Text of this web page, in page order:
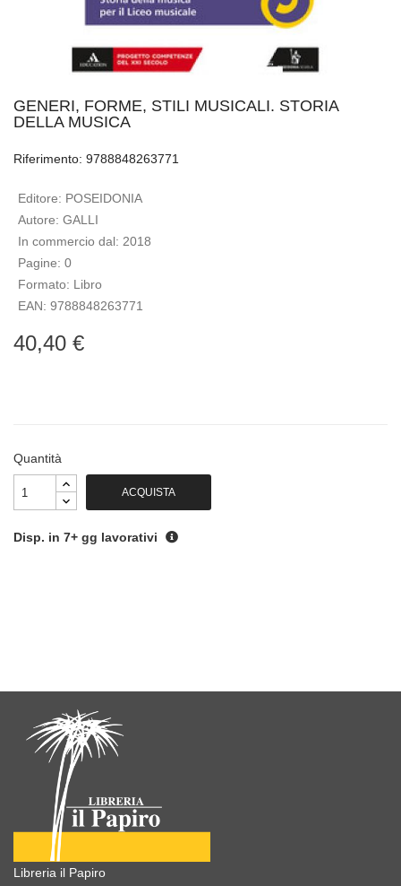
GENERI, FORME, STILI MUSICALI. STORIA
DELLA MUSICA
Riferimento: 9788848263771
Editore: POSEIDONIA
Autore: GALLI
In commercio dal: 2018
Pagine: 0
Formato: Libro
EAN: 9788848263771
40,40 €
Quantità
ACQUISTA
Disp. in 7+ gg lavorativi
Libreria il Papiro